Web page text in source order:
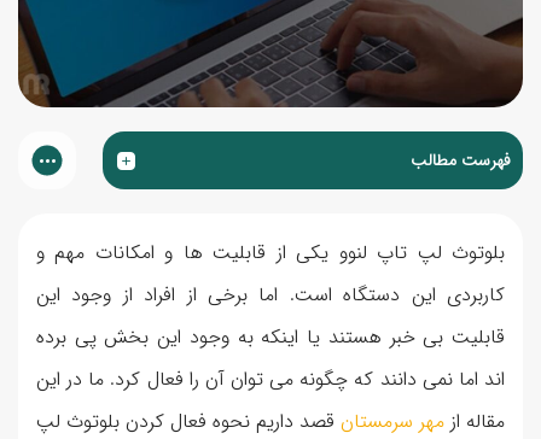
فهرست مطالب
بلوتوث لپ تاپ لنوو یکی از قابلیت ها و امکانات مهم و
کاربردی این دستگاه است. اما برخی از افراد از وجود این
قابلیت بی خبر هستند یا اینکه به وجود این بخش پی برده
اند اما نمی دانند که چگونه می توان آن را فعال کرد. ما در این
مقاله از مهر سرمستان قصد داریم نحوه فعال کردن بلوتوث لپ